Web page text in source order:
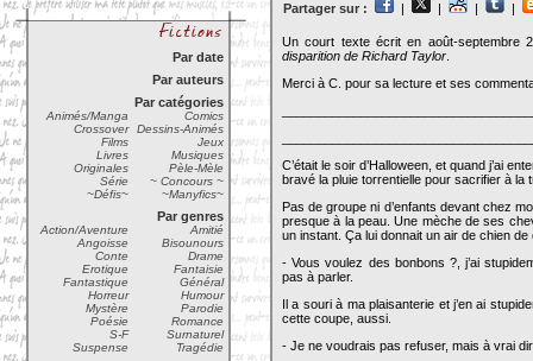
Par date
Par auteurs
Par catégories
Animés/Manga
Comics
Crossover
Dessins-Animés
Films
Jeux
Livres
Musiques
Originales
Pèle-Mèle
Série
~ Concours ~
~Défis~
~Manyfics~
Par genres
Action/Aventure
Amitié
Angoisse
Bisounours
Conte
Drame
Erotique
Fantaisie
Fantastique
Général
Horreur
Humour
Mystère
Parodie
Poésie
Romance
S-F
Surnaturel
Suspense
Tragédie
Partager sur : | | | |
Un court texte écrit en août-septembre
disparition de Richard Taylor
Merci à C. pour sa lecture et ses
C’était le soir d’Halloween, et quand j’ai
bravé la pluie torrentielle pour sacrifier à la
Pas de groupe ni d’enfants devant chez
presque à la peau. Une mèche de ses
un instant. Ça lui donnait un air de chien de
- Vous voulez des bonbons ?, j’ai
pas à parler.
Il a souri à ma plaisanterie et j’en ai
cette coupe, aussi.
- Je ne voudrais pas refuser, mais à vrai